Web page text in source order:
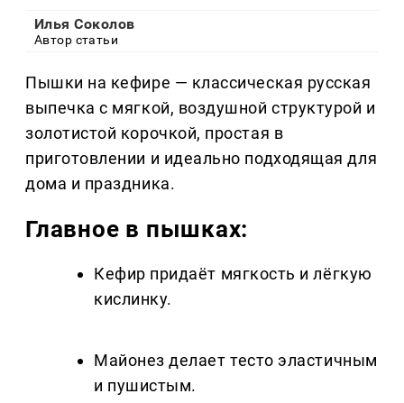
Илья Соколов
Автор статьи
Пышки на кефире — классическая русская
выпечка с мягкой, воздушной структурой и
золотистой корочкой, простая в
приготовлении и идеально подходящая для
дома и праздника.
Главное в пышках:
Кефир придаёт мягкость и лёгкую
кислинку.
Майонез делает тесто эластичным
и пушистым.